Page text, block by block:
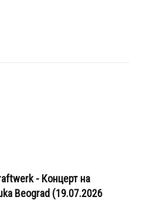
- Концерт на
Beograd (19.07.2026